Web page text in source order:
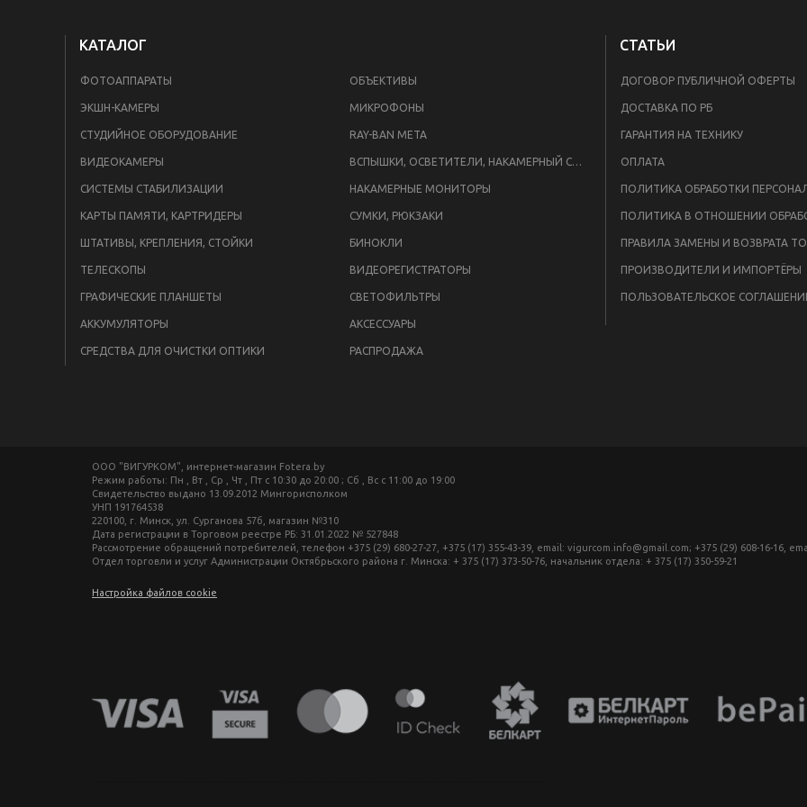
КАТАЛОГ
ФОТОАППАРАТЫ ОБЪЕКТИВЫ
ЭКШН-КАМЕРЫ МИКРОФОНЫ
СТУДИЙНОЕ ОБОРУДОВАНИЕ RAY-BAN META
ВИДЕОКАМЕРЫ ВСПЫШКИ, ОСВЕТИТЕЛИ, НАКАМЕРНЫЙ СВЕТ
СИСТЕМЫ СТАБИЛИЗАЦИИ НАКАМЕРНЫЕ МОНИТОРЫ
КАРТЫ ПАМЯТИ, КАРТРИДЕРЫ СУМКИ, РЮКЗАКИ
ШТАТИВЫ, КРЕПЛЕНИЯ, СТОЙКИ БИНОКЛИ
ТЕЛЕСКОПЫ ВИДЕОРЕГИСТРАТОРЫ
ГРАФИЧЕСКИЕ ПЛАНШЕТЫ СВЕТОФИЛЬТРЫ
АККУМУЛЯТОРЫ АКСЕССУАРЫ
СРЕДСТВА ДЛЯ ОЧИСТКИ ОПТИКИ РАСПРОДАЖА
СТАТЬИ
ДОГОВОР ПУБЛИЧНОЙ ОФЕРТЫ
ДОСТАВКА ПО РБ
ГАРАНТИЯ НА ТЕХНИКУ
ОПЛАТА
ПРАВИЛА ЗАМЕНЫ И ВОЗВРАТА
ПРОИЗВОДИТЕЛИ И ИМПОРТЁРЫ
ПОЛЬЗОВАТЕЛЬСКОЕ
ООО "ВИГУРКОМ", интернет-магазин Fotera.by
Режим работы: Пн , Вт , Ср , Чт , Пт c 10:30 до 20:00 ; Сб , Вс c 11:00 до 19:00
Свидетельство выдано 13.09.2012 Мингорисполком
УНП 191764538
220100, г. Минск, ул. Сурганова 57б, магазин №310
Дата регистрации в Торговом реестре РБ: 31.01.2022 № 527848
Рассмотрение обращений потребителей, телефон +375 (29) 680-27-27, +375 (17) 355-43-39, email: vigurcom.info@gmail.com; +375 (29) 608-16-16,
Отдел торговли и услуг Администрации Октябрьского района г. Минска: + 375 (17) 373-50-76, начальник отдела: + 375 (17) 350-59-21
Настройка файлов cookie